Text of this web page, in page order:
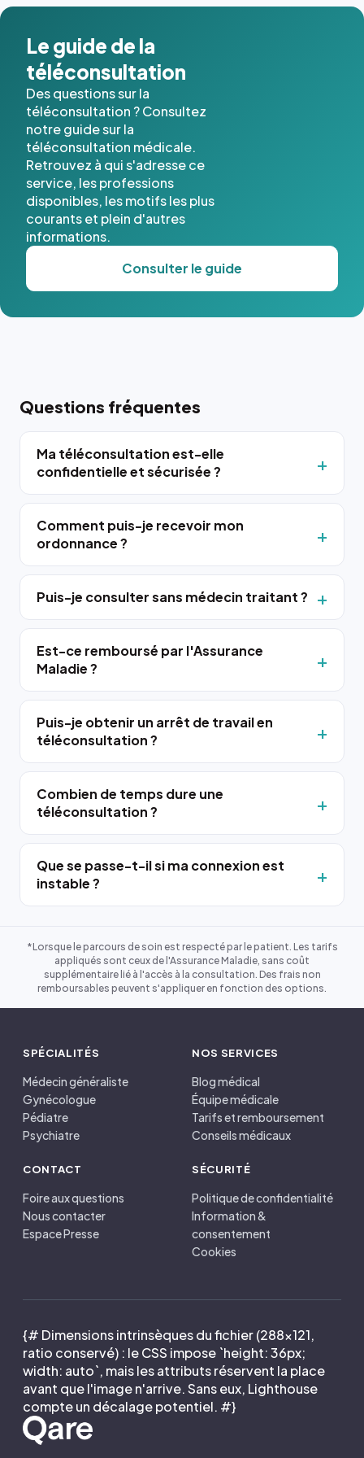
cas. #}
Le guide de la
téléconsultation
Des questions sur la
téléconsultation ? Consultez
notre guide sur la
téléconsultation médicale.
Retrouvez à qui s'adresse ce
service, les professions
disponibles, les motifs les plus
courants et plein d'autres
informations.
Consulter le guide
Questions fréquentes
Ma téléconsultation est-elle
confidentielle et sécurisée ?
Comment puis-je recevoir mon
ordonnance ?
Puis-je consulter sans médecin traitant ?
Est-ce remboursé par l'Assurance
Maladie ?
Puis-je obtenir un arrêt de travail en
téléconsultation ?
Combien de temps dure une
téléconsultation ?
Que se passe-t-il si ma connexion est
instable ?
*Lorsque le parcours de soin est respecté par le patient. Les tarifs
appliqués sont ceux de l'Assurance Maladie, sans coût
supplémentaire lié à l'accès à la consultation. Des frais non
remboursables peuvent s'appliquer en fonction des options.
SPÉCIALITÉS
Médecin généraliste
Gynécologue
Pédiatre
Psychiatre
NOS SERVICES
Blog médical
Équipe médicale
Tarifs et remboursement
Conseils médicaux
CONTACT
Foire aux questions
Nous contacter
Espace Presse
SÉCURITÉ
Politique de confidentialité
Information &
consentement
Cookies
{# Dimensions intrinsèques du fichier (288×121,
ratio conservé) : le CSS impose `height: 36px;
width: auto`, mais les attributs réservent la place
avant que l'image n'arrive. Sans eux, Lighthouse
compte un décalage potentiel. #}